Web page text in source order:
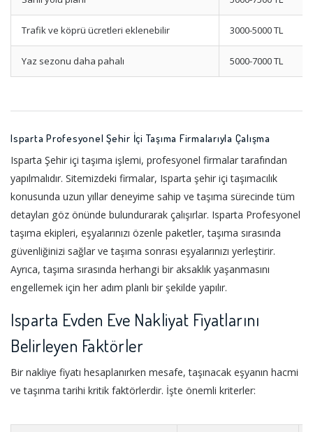
Trafik ve köprü ücretleri eklenebilir 3000-5000 TL
Yaz sezonu daha pahalı 5000-7000 TL
Isparta Profesyonel Şehir İçi Taşıma Firmalarıyla Çalışma
Isparta Şehir içi taşıma işlemi, profesyonel firmalar tarafından
yapılmalıdır. Sitemizdeki firmalar, Isparta şehir içi taşımacılık
konusunda uzun yıllar deneyime sahip ve taşıma sürecinde tüm
detayları göz önünde bulundurarak çalışırlar. Isparta Profesyonel
taşıma ekipleri, eşyalarınızı özenle paketler, taşıma sırasında
güvenliğinizi sağlar ve taşıma sonrası eşyalarınızı yerleştirir.
Ayrıca, taşıma sırasında herhangi bir aksaklık yaşanmasını
engellemek için her adım planlı bir şekilde yapılır.
Isparta Evden Eve Nakliyat Fiyatlarını
Belirleyen Faktörler
Bir nakliye fiyatı hesaplanırken mesafe, taşınacak eşyanın hacmi
ve taşınma tarihi kritik faktörlerdir. İşte önemli kriterler: